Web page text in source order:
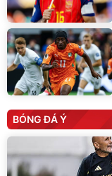
BÓNG ĐÁ Ý